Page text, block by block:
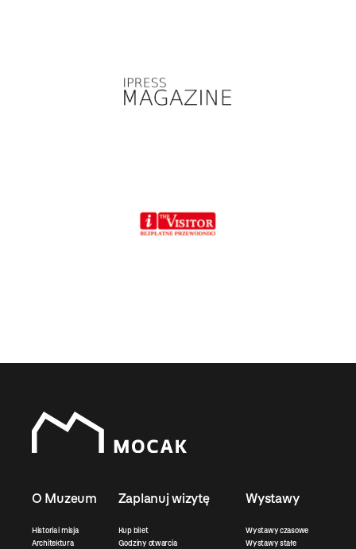
O Muzeum
Historia i misja
Architektura
Zaplanuj wizytę
Kup bilet
Godziny otwarcia
Wystawy
Wystawy czasowe
Wystawy stałe